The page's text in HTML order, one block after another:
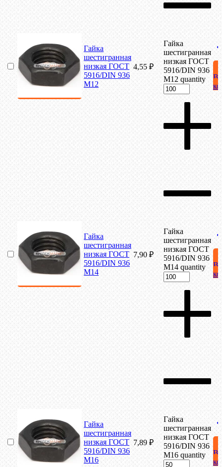
Гайка
шестигранная
низкая ГОСТ
5916/DIN 936
М12
4,55 ₽
Гайка
шестигранная
низкая ГОСТ
5916/DIN 936
М12 quantity
В
Гайка
шестигранная
низкая ГОСТ
5916/DIN 936
М14
7,90 ₽
Гайка
шестигранная
низкая ГОСТ
5916/DIN 936
М14 quantity
В
Гайка
шестигранная
низкая ГОСТ
5916/DIN 936
М16
7,89 ₽
Гайка
шестигранная
низкая ГОСТ
5916/DIN 936
М16 quantity
В